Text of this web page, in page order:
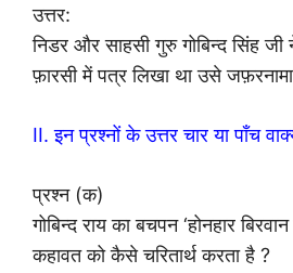
उत्तर:
निडर और साहसी गुरु गोबिन्द सिंह
फ़ारसी में पत्र लिखा था उसे
II. इन प्रश्नों के उत्तर चार या पाँच
प्रश्न (क)
गोबिन्द राय का बचपन ‘होनहार
कहावत को कैसे चरितार्थ करता है ?